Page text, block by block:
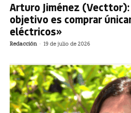
Arturo Jiménez
objetivo es comprar
eléctricos»
Redacción - 19 de julio de 2026